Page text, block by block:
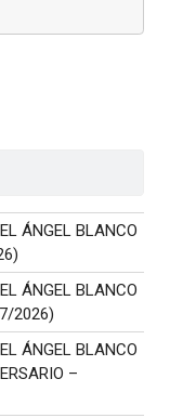
ÁNGEL BLANCO
ÁNGEL BLANCO
2026)
ÁNGEL BLANCO
–